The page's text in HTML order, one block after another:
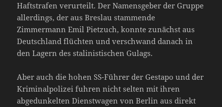
Haftstrafen verurteilt. Der Namensgeber der Gruppe
allerdings, der aus Breslau stammende
Zimmermann Emil Pietzuch, konnte zunächst aus
Deutschland flüchten und verschwand danach in
den Lagern des stalinistischen Gulags.
Aber auch die hohen SS-Führer der Gestapo und der
Kriminalpolizei fuhren nicht selten mit ihren
abgedunkelten Dienstwagen von Berlin aus direkt